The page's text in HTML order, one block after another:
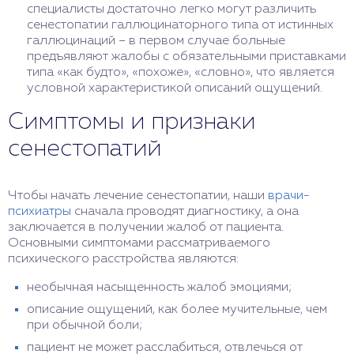
специалисты достаточно легко могут различить
сенестопатии галлюцинаторного типа от истинных
галлюцинаций – в первом случае больные
предъявляют жалобы с обязательными приставками
типа «как будто», «похоже», «словно», что является
условной характеристикой описаний ощущений.
Симптомы и признаки
сенестопатий
Чтобы начать лечение сенестопатии, наши врачи-
психиатры сначала проводят диагностику, а она
заключается в получении жалоб от пациента.
Основными симптомами рассматриваемого
психического расстройства являются:
необычная насыщенность жалоб эмоциями;
описание ощущений, как более мучительные, чем
при обычной боли;
пациент не может расслабиться, отвлечься от